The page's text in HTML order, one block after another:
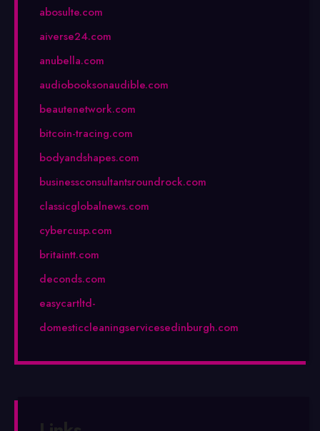
abosulte.com
aiverse24.com
anubella.com
audiobooksonaudible.com
beautenetwork.com
bitcoin-tracing.com
bodyandshapes.com
businessconsultantsroundrock.com
classicglobalnews.com
cybercusp.com
britaintt.com
deconds.com
easycartltd-
domesticcleaningservicesedinburgh.com